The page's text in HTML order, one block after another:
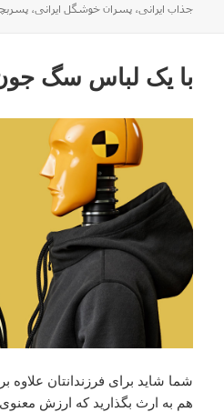
در
جذاب ایرانی،پسران خوشگل ایرانی،
با یک لباس سگ
شما شاید برای فرزندانتان علاوه
هم به ارث بگذارید که ارزش